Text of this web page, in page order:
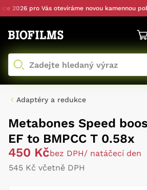
2026 pro Vás otevíráme novou kamennou
Adaptéry a redukce
Metabones Speed
EF to BMPCC T 0.58x
450 Kčbez DPH/ natáčecí den
545 Kč včetně DPH